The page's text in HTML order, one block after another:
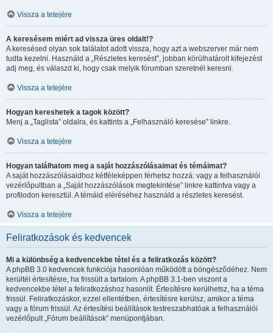
Vissza a tetejére
A keresésem miért ad vissza üres oldalt!?
A keresésed olyan sok találatot adott vissza, hogy azt a webszerver már nem
tudta kezelni. Használd a „Részletes keresést”, jobban körülhatárolt kifejezést
adj meg, és válaszd ki, hogy csak melyik fórumban szeretnél keresni.
Vissza a tetejére
Hogyan kereshetek a tagok között?
Menj a „Taglista” oldalra, és kattints a „Felhasználó keresése” linkre.
Vissza a tetejére
Hogyan találhatom meg a saját hozzászólásaimat és témáimat?
A saját hozzászólásaidhoz kétféleképpen férhetsz hozzá: vagy a felhasználói
vezérlőpultban a „Saját hozzászólások megtekintése” linkre kattintva vagy a
profilodon keresztül. A témáid eléréséhez használd a részletes keresést.
Vissza a tetejére
Feliratkozások és kedvencek
Mi a különbség a kedvencekbe tétel és a feliratkozás között?
A phpBB 3.0 kedvencek funkciója hasonlóan működött a böngésződéhez. Nem
kerültél értesítésre, ha frissült a tartalom. A phpBB 3.1-ben viszont a
kedvencekbe tétel a feliratkozáshoz hasonlít. Értesítésre kerülhetsz, ha a téma
frissül. Feliratkozáskor, ezzel ellentétben, értesítésre kerülsz, amikor a téma
vagy a fórum frissül. Az értesítési beállítások testreszabhatóak a felhasználói
vezérlőpult „Fórum beállítások” menüpontjában.